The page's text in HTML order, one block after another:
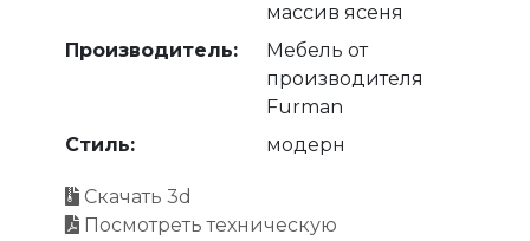
массив ясеня
Производитель:
Мебель от
производителя
Furman
Стиль:
модерн
Скачать 3d
Посмотреть техническую